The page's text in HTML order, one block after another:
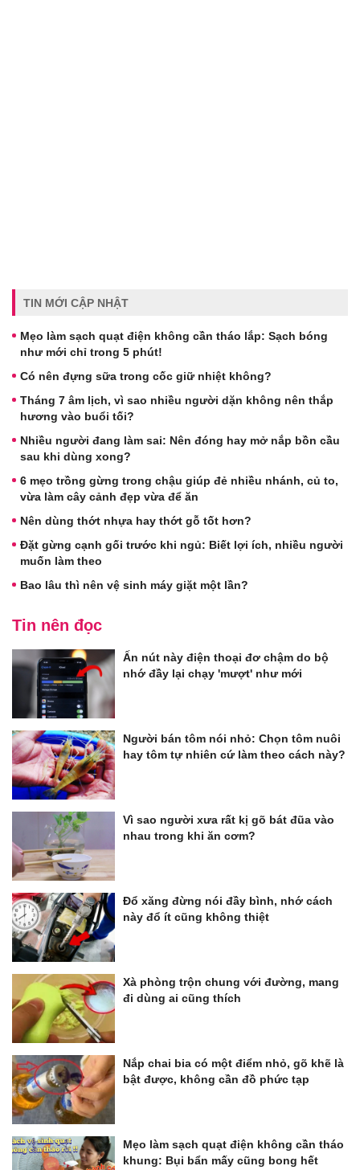
TIN MỚI CẬP NHẬT
Mẹo làm sạch quạt điện không cần tháo lắp: Sạch bóng
như mới chỉ trong 5 phút!
Có nên đựng sữa trong cốc giữ nhiệt không?
Tháng 7 âm lịch, vì sao nhiều người dặn không nên thắp
hương vào buổi tối?
Nhiều người đang làm sai: Nên đóng hay mở nắp bồn cầu
sau khi dùng xong?
6 mẹo trồng gừng trong chậu giúp đẻ nhiều nhánh, củ to,
vừa làm cây cảnh đẹp vừa để ăn
Nên dùng thớt nhựa hay thớt gỗ tốt hơn?
Đặt gừng cạnh gối trước khi ngủ: Biết lợi ích, nhiều người
muốn làm theo
Bao lâu thì nên vệ sinh máy giặt một lần?
Tin nên đọc
Ấn nút này điện thoại đơ chậm do bộ
nhớ đầy lại chạy 'mượt' như mới
Người bán tôm nói nhỏ: Chọn tôm nuôi
hay tôm tự nhiên cứ làm theo cách này?
Vì sao người xưa rất kị gõ bát đũa vào
nhau trong khi ăn cơm?
Đổ xăng đừng nói đầy bình, nhớ cách
này đổ ít cũng không thiệt
Xà phòng trộn chung với đường, mang
đi dùng ai cũng thích
Nắp chai bia có một điểm nhỏ, gõ khẽ là
bật được, không cần đồ phức tạp
Mẹo làm sạch quạt điện không cần tháo
khung: Bụi bẩn mấy cũng bong hết